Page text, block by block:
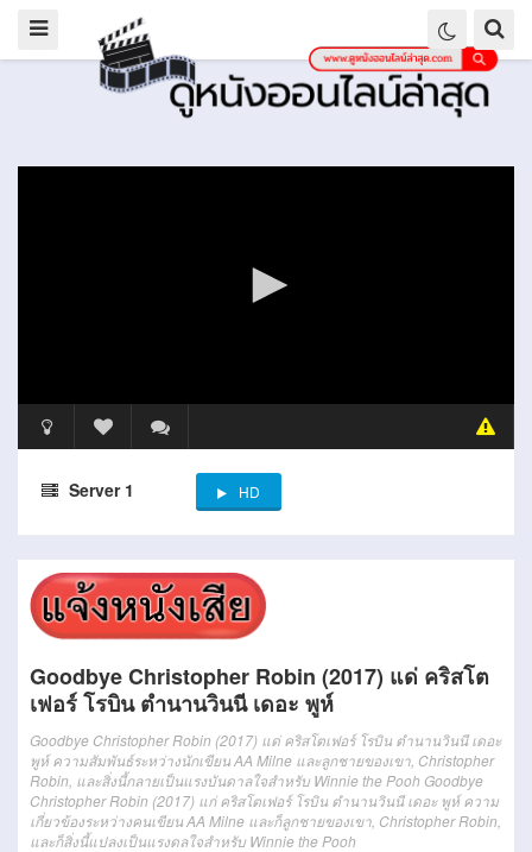
Server 1 HD
Goodbye Christopher Robin (2017) แด่ คริสโต
เฟอร์ โรบิน ตำนานวินนี เดอะ พูห์
Goodbye Christopher Robin (2017) แด่ คริสโตเฟอร์ โรบิน ตำนานวินนี เดอะ
พูห์ ความสัมพันธ์ระหว่างนักเขียน AA Milne และลูกชายของเขา, Christopher
Robin, และสิ่งนี้กลายเป็นแรงบันดาลใจสำหรับ Winnie the Pooh Goodbye
Christopher Robin (2017) แก่ คริสโตเฟอร์ โรบิน ตำนานวินนี เดอะ พูห์ ความ
เกี่ยวข้องระหว่างคนเขียน AA Milne และก็ลูกชายของเขา, Christopher Robin,
และก็สิ่งนี้แปลงเป็นแรงดลใจสำหรับ Winnie the Pooh